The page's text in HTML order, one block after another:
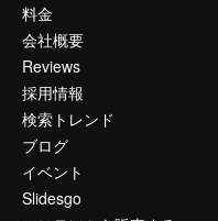
料金
会社概要
Reviews
採用情報
検索トレンド
ブログ
イベント
Slidesgo